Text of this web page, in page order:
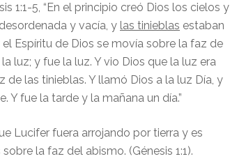
1:1-5, “En el principio creó Dios los cielos y
y vacía, y las tinieblas estaban
Espíritu de Dios se movía sobre la faz de
luz; y fue la luz. Y vio Dios que la luz era
de las tinieblas. Y llamó Dios a la luz Día, y
Y fue la tarde y la mañana un día.”
Lucifer fuera arrojando por tierra y es
la faz del abismo. (Génesis 1:1).